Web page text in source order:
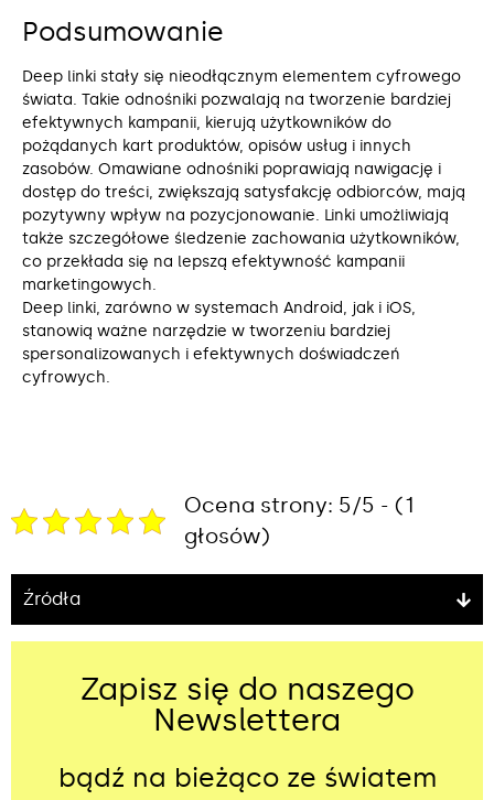
Podsumowanie
Deep linki stały się nieodłącznym elementem cyfrowego
świata. Takie odnośniki pozwalają na tworzenie bardziej
efektywnych kampanii, kierują użytkowników do
pożądanych kart produktów, opisów usług i innych
zasobów. Omawiane odnośniki poprawiają nawigację i
dostęp do treści, zwiększają satysfakcję odbiorców, mają
pozytywny wpływ na pozycjonowanie. Linki umożliwiają
także szczegółowe śledzenie zachowania użytkowników,
co przekłada się na lepszą efektywność kampanii
marketingowych.
Deep linki, zarówno w systemach Android, jak i iOS,
stanowią ważne narzędzie w tworzeniu bardziej
spersonalizowanych i efektywnych doświadczeń
cyfrowych.
Ocena strony: 5/5 - (1
głosów)
Źródła
Zapisz się do naszego
Newslettera
bądź na bieżąco ze światem